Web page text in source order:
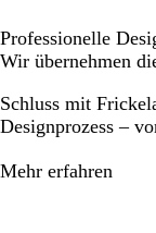
Professionelle
Wir übernehmen
Schluss mit
Designprozess –
Mehr erfahren